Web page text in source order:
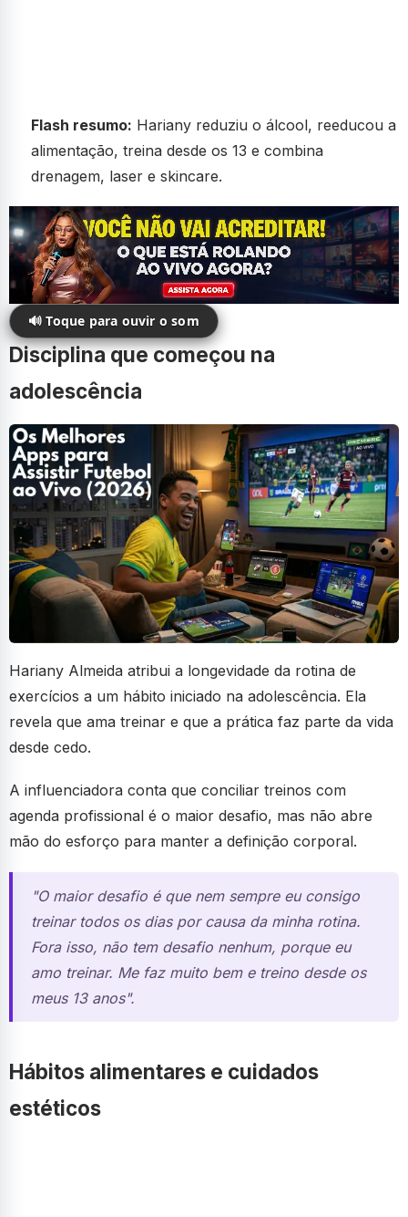
Flash resumo: Hariany reduziu o álcool, reeducou a
alimentação, treina desde os 13 e combina
drenagem, laser e skincare.
🔊 Toque para ouvir o som
Disciplina que começou na
adolescência
Hariany Almeida atribui a longevidade da rotina de
exercícios a um hábito iniciado na adolescência. Ela
revela que ama treinar e que a prática faz parte da vida
desde cedo.
A influenciadora conta que conciliar treinos com
agenda profissional é o maior desafio, mas não abre
mão do esforço para manter a definição corporal.
"O maior desafio é que nem sempre eu consigo
treinar todos os dias por causa da minha rotina.
Fora isso, não tem desafio nenhum, porque eu
amo treinar. Me faz muito bem e treino desde os
meus 13 anos".
Hábitos alimentares e cuidados
estéticos